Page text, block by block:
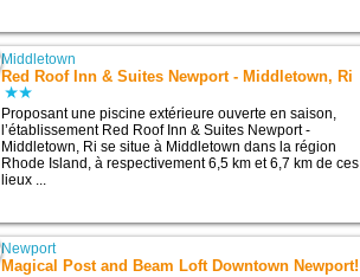
Middletown
Red Roof Inn & Suites Newport - Middletown, Ri
Proposant une piscine extérieure ouverte en saison,
l’établissement Red Roof Inn & Suites Newport -
Middletown, Ri se situe à Middletown dans la région
Rhode Island, à respectivement 6,5 km et 6,7 km de ces
lieux ...
Newport
Magical Post and Beam Loft Downtown Newport!